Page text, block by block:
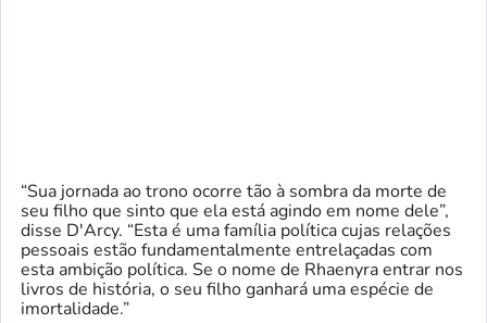
“Sua jornada ao trono ocorre tão à sombra da morte de
seu filho que sinto que ela está agindo em nome dele”,
disse D'Arcy. “Esta é uma família política cujas relações
pessoais estão fundamentalmente entrelaçadas com
esta ambição política. Se o nome de Rhaenyra entrar nos
livros de história, o seu filho ganhará uma espécie de
imortalidade.”